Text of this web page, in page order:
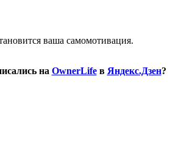
ваша самомотивация.
на OwnerLifeв Яндекс.Дзен?